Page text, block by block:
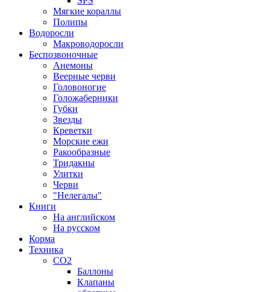
Мягкие кораллы
Полипы
Водоросли
Макроводоросли
Беспозвоночные
Анемоны
Веерные черви
Головоногие
Голожаберники
Губки
Звезды
Креветки
Морские ежи
Ракообразные
Тридакны
Улитки
Черви
"Нелегалы"
Книги
На английском
На русском
Корма
Техника
CO2
Баллоны
Клапаны